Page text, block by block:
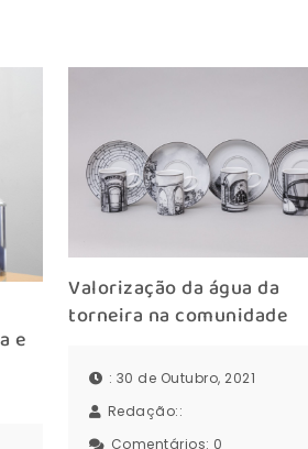
e
Valorização da água da
torneira na comunidade
: 30 de Outubro, 2021
Redação::
Comentários: 0